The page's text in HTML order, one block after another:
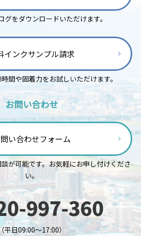
グをダウンロードいただけます。
インクサンプル請求
間や固着力をお試しいただけます。
お問い合わせ
い合わせフォーム
が可能です。お気軽にお申し付けくださ
い。
平日09:00～17:00）